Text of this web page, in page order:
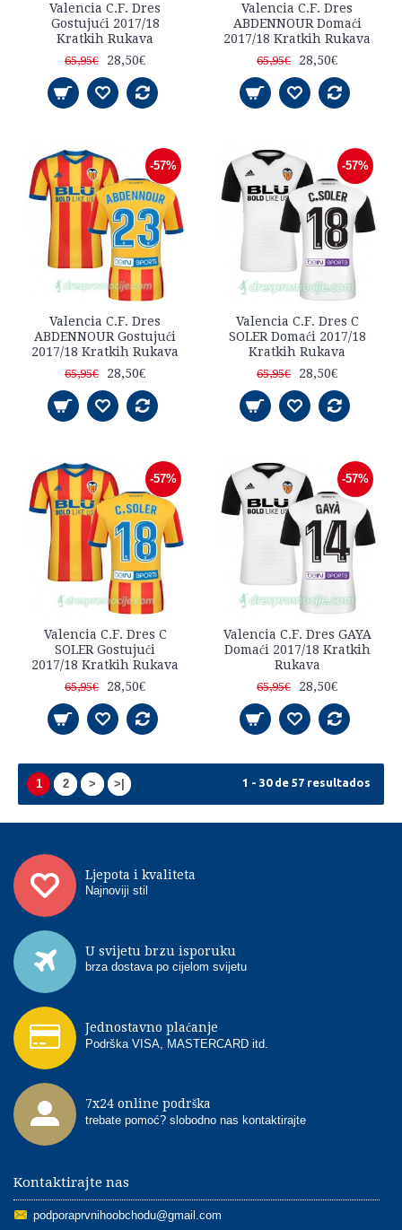
Valencia C.F. Dres
Gostujući 2017/18
Kratkih Rukava
65,95€ 28,50€
Valencia C.F. Dres
ABDENNOUR Domaći
2017/18 Kratkih Rukava
65,95€ 28,50€
-57%
Valencia C.F. Dres
ABDENNOUR Gostujući
2017/18 Kratkih Rukava
65,95€ 28,50€
-57%
Valencia C.F. Dres C
SOLER Domaći 2017/18
Kratkih Rukava
65,95€ 28,50€
-57%
Valencia C.F. Dres C
SOLER Gostujući
2017/18 Kratkih Rukava
65,95€ 28,50€
-57%
Valencia C.F. Dres GAYA
Domaći 2017/18 Kratkih
Rukava
65,95€ 28,50€
1 2 > >| 1 - 30 de 57 resultados
Ljepota i kvaliteta
Najnoviji stil
U svijetu brzu isporuku
brza dostava po cijelom svijetu
Jednostavno plaćanje
Podrška VISA, MASTERCARD itd.
7x24 online podrška
trebate pomoć? slobodno nas kontaktirajte
Kontaktirajte nas
podporaprvnihoobchodu@gmail.com